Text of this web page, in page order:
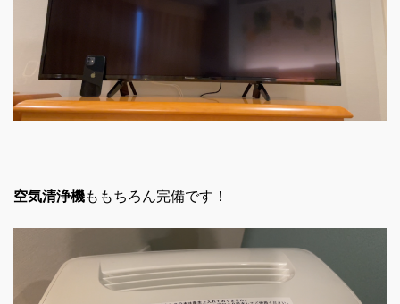
空気清浄機ももちろん完備です！